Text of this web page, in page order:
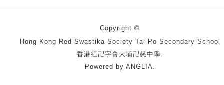
Copyright ©
Hong Kong Red Swastika Society Tai Po Secondary School
香港紅卍字會大埔卍慈中學.
Powered by ANGLIA.